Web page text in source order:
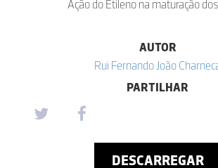
Ação do Etileno na maturação
AUTOR
Rui Fernando João
PARTILHAR
DESCARREGAR